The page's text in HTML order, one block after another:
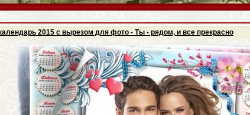
2015 с вырезом для фото - Ты - рядом, и все прекрасно